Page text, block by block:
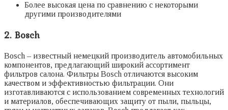
Более высокая цена по сравнению с некоторыми
другими производителями
2. Bosch
Bosch – известный немецкий производитель автомобильных
компонентов, предлагающий широкий ассортимент
фильтров салона. Фильтры Bosch отличаются высоким
качеством и эффективностью фильтрации. Они
изготавливаются с использованием современных технологий
и материалов, обеспечивающих защиту от пыли, пыльцы,